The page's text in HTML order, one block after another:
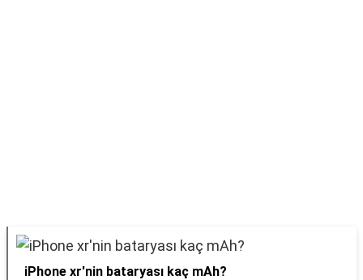
iPhone xr'nin bataryası kaç mAh?